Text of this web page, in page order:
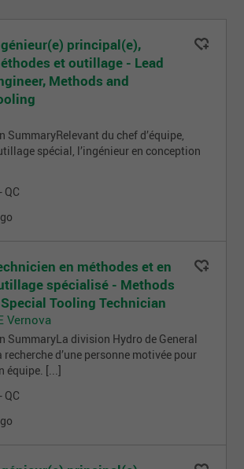
principal(e),
et outillage - Lead
Methods and
SummaryRelevant du chef d’équipe,
spécial, l’ingénieur en conception
QC
en méthodes et en
spécialisé - Methods
Tooling Technician
Vernova
SummaryLa division Hydro de General
recherche d’une personne motivée pour
équipe. [...]
QC